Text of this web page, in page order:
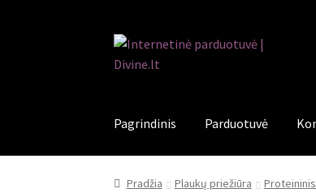
Pereiti
prie
Pereiti
prie
Pagrindinis Parduotuvė
Pradžia Plaukų priežiūra